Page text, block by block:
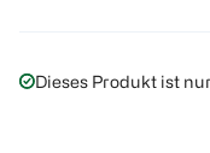
Dieses Produkt ist